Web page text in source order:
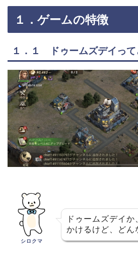
１．ゲームの特徴
１．１ ドゥームズデイって
シロクマ
ドゥームズデイ
かけるけど、どん